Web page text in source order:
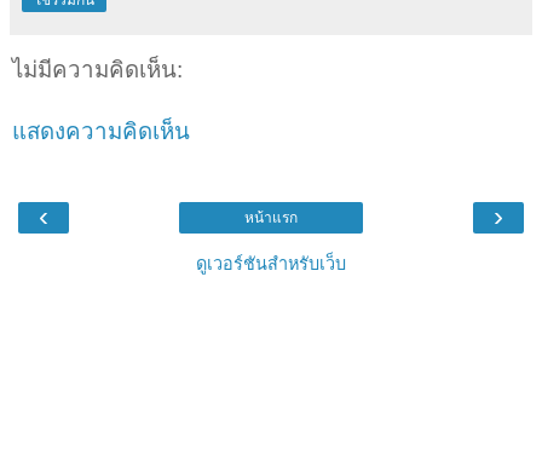
ไม่มีความคิดเห็น:
แสดงความคิดเห็น
‹ ›
หน้าแรก
ดูเวอร์ชันสำหรับเว็บ